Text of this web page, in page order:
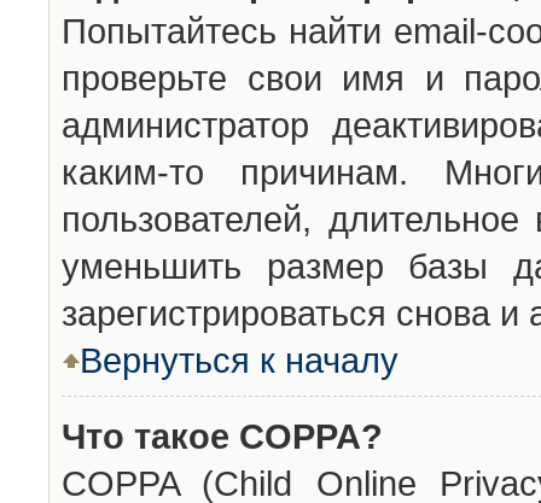
Попытайтесь найти email-
проверьте свои имя и
администратор
каким-то причинам.
пользователей,
уменьшить размер базы
зарегистрироваться снова и
Вернуться к началу
Что такое COPPA?
COPPA (Child Online